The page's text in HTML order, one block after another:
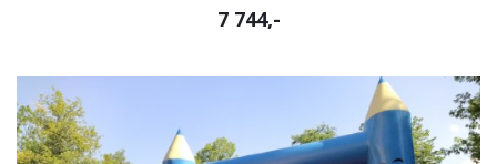
7 744,-